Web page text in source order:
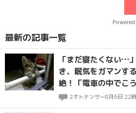
最新の記事一覧
「まだ寝たくない…
き、眠気をガマンす
絶！「電車の中でこ
いいは正義」
2オトナンサー8月6日 22